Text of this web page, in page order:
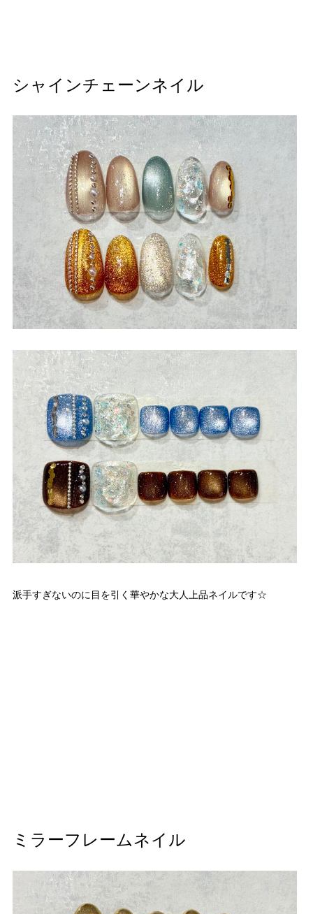
シャインチェーンネイル
派手すぎないのに目を引く華やかな大人上品ネイルです☆
ミラーフレームネイル